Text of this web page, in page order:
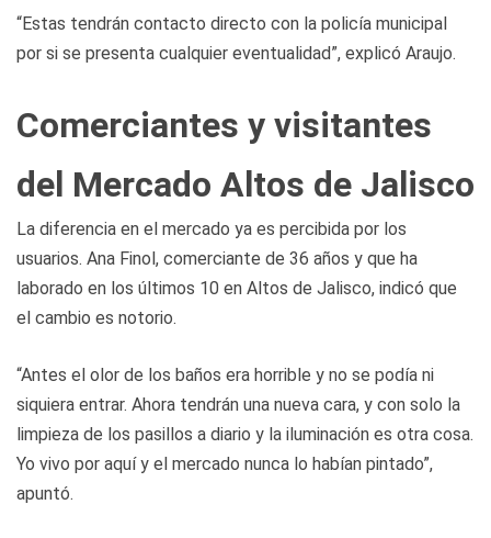
“Estas tendrán contacto directo con la policía municipal
por si se presenta cualquier eventualidad”, explicó Araujo.
Comerciantes y visitantes
del Mercado Altos de Jalisco
La diferencia en el mercado ya es percibida por los
usuarios. Ana Finol, comerciante de 36 años y que ha
laborado en los últimos 10 en Altos de Jalisco, indicó que
el cambio es notorio.
“Antes el olor de los baños era horrible y no se podía ni
siquiera entrar. Ahora tendrán una nueva cara, y con solo la
limpieza de los pasillos a diario y la iluminación es otra cosa.
Yo vivo por aquí y el mercado nunca lo habían pintado”,
apuntó.